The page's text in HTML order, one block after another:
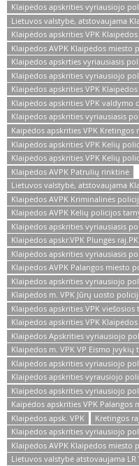
Klaipėdos apskrities vyriausiojo
Lietuvos valstybė, atstovaujama
Klaipėdos apskrities VPK
Klaipėdos AVPK Klaipėdos
Klaipėdos apskrties vyriausiasis
Klaipėdos apskrities vyriausiojo
Klaipėdos apskrities VPK
Klaipėdos apskrities VPK valdymo
Klaipėdos apskrities vyriausiasis
Kaipėdos apskrities VPK Kretingos
Klaipėdos apskrities VPK Kelių
Klaipėdos apskrities VPK Kelių
Klaipėdos AVPK Patrulių rinktinė
Lietuvos valstybė, atstovaujama
Klaipėdos AVPK Kriminalinės
Klaipėdos AVPK Kelių policijos
Klaipėdos apskrities vyriausiasis
Klaipėdos apskr.VPK Plungės raj.PK
Klaipėdos apskrities vyriausiasis
Klaipėdos AVPK Palangos miesto
Klaipėdos apskrities vyriausiojo
Klaipėdos m. VPK Jūrų uosto
Klaipėdos apskrities VPK
Klaipėdos apskrities VPK
Klaipėdos Apskrities vyriausiojo
Klaipėdos m. VPK VP Eismo įvykių
Klaipėdos apskrities vyriausiojo
Klaipėdos apskrities vyrausiojo
Klaipėdos apskrities vyriausiojo
Kaipėdos apskrities VPK
Klaipėdos apsk. VPK
Kretingos
Klaipėdos apskrities vyriausiojo
Klaipėdos AVPK Klaipėdos
Lietuvos valstybė atstovaujama